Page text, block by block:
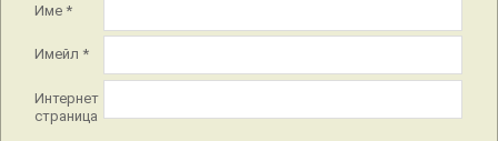
Име *
Имейл *
Интернет
страница